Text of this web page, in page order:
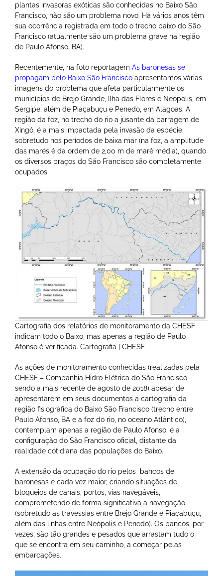
plantas invasoras exóticas são conhecidas no Baixo São
Francisco, não são um problema novo. Há vários anos têm
sua ocorrência registrada em todo o trecho baixo do São
Francisco (atualmente são um problema grave na região
de Paulo Afonso, BA).
Recentemente, na foto reportagem As baronesas se
propagam pelo Baixo São Francisco apresentamos várias
imagens do problema que afeta particularmente os
municípios de Brejo Grande, Ilha das Flores e Neópolis, em
Sergipe, além de Piaçabuçu e Penedo, em Alagoas. A
região da foz, no trecho do rio a jusante da barragem de
Xingó, é a mais impactada pela invasão da espécie,
sobretudo nos períodos de baixa mar (na foz, a amplitude
das marés é da ordem de 2,00 m de maré média), quando
os diversos braços do São Francisco são completamente
ocupados.
Cartografia dos relatórios de monitoramento da CHESF
indicam todo o Baixo, mas apenas a região de Paulo
Afonso é verificada. Cartografia | CHESF
As ações de monitoramento conhecidas (realizadas pela
CHESF – Companhia Hidro Elétrica do São Francisco
sendo a mais recente de agosto de 2018) apesar de
apresentarem em seus documentos a cartografia da
região fisiográfica do Baixo São Francisco (trecho entre
Paulo Afonso, BA e a foz do rio, no oceano Atlântico),
contemplam apenas a região de Paulo Afonso: é a
configuração do São Francisco oficial, distante da
realidade cotidiana das populações do Baixo.
A extensão da ocupação do rio pelos bancos de
baronesas é cada vez maior, criando situações de
bloqueios de canais, portos, vias navegáveis,
comprometendo de forma significativa a navegação
(sobretudo as travessias entre Brejo Grande e Piaçabuçu,
além das linhas entre Neópolis e Penedo). Os bancos, por
vezes, são tão grandes e pesados que arrastam tudo o
que se encontra em seu caminho, a começar pelas
embarcações.